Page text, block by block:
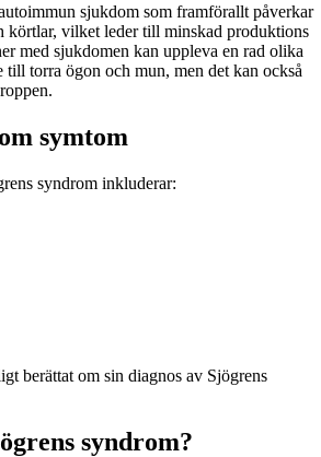
sjukdom som framförallt påverkar
körtlar, vilket leder till minskad produktions
med sjukdomen kan uppleva en rad olika
till torra ögon och mun, men det kan också
symtom
syndrom inkluderar:
berättat om sin diagnos av Sjögrens
syndrom?